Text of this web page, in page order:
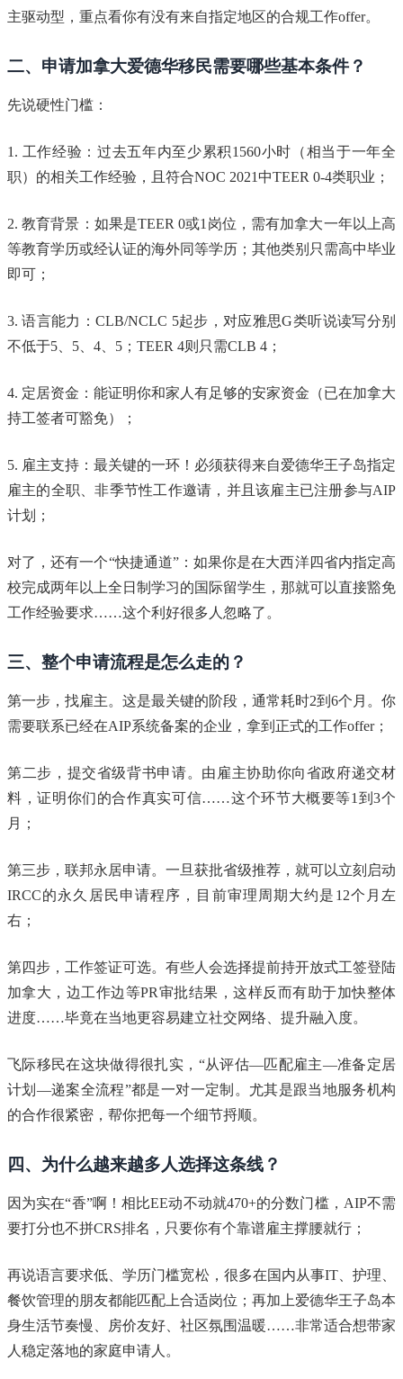
主驱动型，重点看你有没有来自指定地区的合规工作offer。
二、申请加拿大爱德华移民需要哪些基本条件？
先说硬性门槛：
1. 工作经验：过去五年内至少累积1560小时（相当于一年全
职）的相关工作经验，且符合NOC 2021中TEER 0-4类职业；
2. 教育背景：如果是TEER 0或1岗位，需有加拿大一年以上高
等教育学历或经认证的海外同等学历；其他类别只需高中毕业
即可；
3. 语言能力：CLB/NCLC 5起步，对应雅思G类听说读写分别
不低于5、5、4、5；TEER 4则只需CLB 4；
4. 定居资金：能证明你和家人有足够的安家资金（已在加拿大
持工签者可豁免）；
5. 雇主支持：最关键的一环！必须获得来自爱德华王子岛指定
雇主的全职、非季节性工作邀请，并且该雇主已注册参与AIP
计划；
对了，还有一个“快捷通道”：如果你是在大西洋四省内指定高
校完成两年以上全日制学习的国际留学生，那就可以直接豁免
工作经验要求……这个利好很多人忽略了。
三、整个申请流程是怎么走的？
第一步，找雇主。这是最关键的阶段，通常耗时2到6个月。你
需要联系已经在AIP系统备案的企业，拿到正式的工作offer；
第二步，提交省级背书申请。由雇主协助你向省政府递交材
料，证明你们的合作真实可信……这个环节大概要等1到3个
月；
第三步，联邦永居申请。一旦获批省级推荐，就可以立刻启动
IRCC的永久居民申请程序，目前审理周期大约是12个月左
右；
第四步，工作签证可选。有些人会选择提前持开放式工签登陆
加拿大，边工作边等PR审批结果，这样反而有助于加快整体
进度……毕竟在当地更容易建立社交网络、提升融入度。
飞际移民在这块做得很扎实，“从评估—匹配雇主—准备定居
计划—递案全流程”都是一对一定制。尤其是跟当地服务机构
的合作很紧密，帮你把每一个细节捋顺。
四、为什么越来越多人选择这条线？
因为实在“香”啊！相比EE动不动就470+的分数门槛，AIP不需
要打分也不拼CRS排名，只要你有个靠谱雇主撑腰就行；
再说语言要求低、学历门槛宽松，很多在国内从事IT、护理、
餐饮管理的朋友都能匹配上合适岗位；再加上爱德华王子岛本
身生活节奏慢、房价友好、社区氛围温暖……非常适合想带家
人稳定落地的家庭申请人。